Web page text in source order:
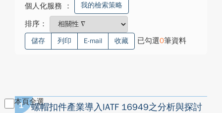
個人化服務 ： 我的檢索策略
排序：
儲存 列印 E-mail 收藏 已勾選0筆資料
本頁全選
1 螺帽扣件產業導入IATF 16949之分析與探討